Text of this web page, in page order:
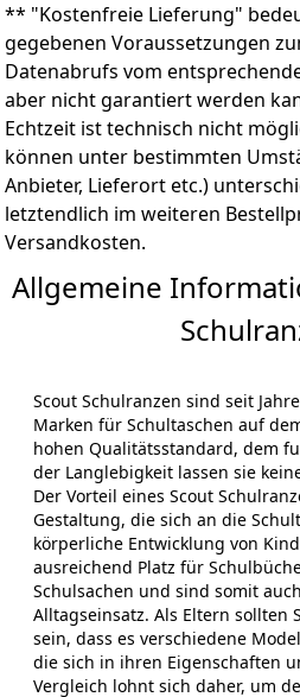
** "Kostenfreie Lieferung"
gegebenen Voraussetzungen
Datenabrufs vom
aber nicht garantiert werden
Echtzeit ist technisch nicht
können unter bestimmten
Anbieter, Lieferort etc.)
letztendlich im weiteren
Versandkosten.
Allgemeine
Scout Schulranzen sind seit
Marken für Schultaschen auf
hohen Qualitätsstandard, dem
der Langlebigkeit lassen sie
Der Vorteil eines Scout
Gestaltung, die sich an die
körperliche Entwicklung von
ausreichend Platz für
Schulsachen und sind somit
Alltagseinsatz. Als Eltern sollten
sein, dass es verschiedene
die sich in ihren Eigenschaften
Vergleich lohnt sich daher, um